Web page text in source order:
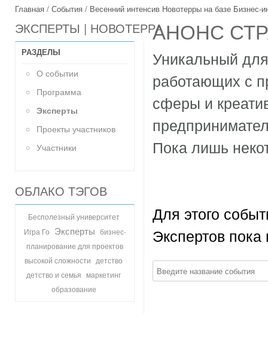
Главная / События / Весенний интенсив Новотерры на базе
ЭКСПЕРТЫ | НОВОТЕРРА
РАЗДЕЛЫ
О событии
Программа
Эксперты
Проекты участников
Участники
ОБЛАКО ТЭГОВ
Бесполезный университет
Игра Го
Эксперты бизнес-
планирование для проектов
высокой сложности детство
детство и семья
маркетинг
образование
АНОНС
Уникальный
работающих с
сферы и
Пока лишь
Для этого
Экспертов пока